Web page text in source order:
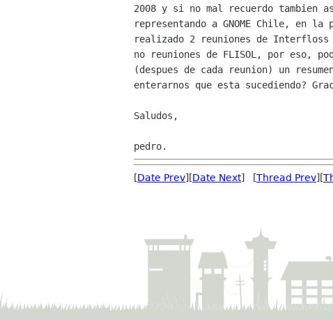
2008 y si no mal recuerdo
representando a GNOME Chile, en
realizado 2 reuniones de Interfloss
no reuniones de FLISOL, por eso,
(despues de cada reunion) un
enterarnos que esta sucediendo?
Saludos,
[Date Prev][Date Next] [Thread Prev][